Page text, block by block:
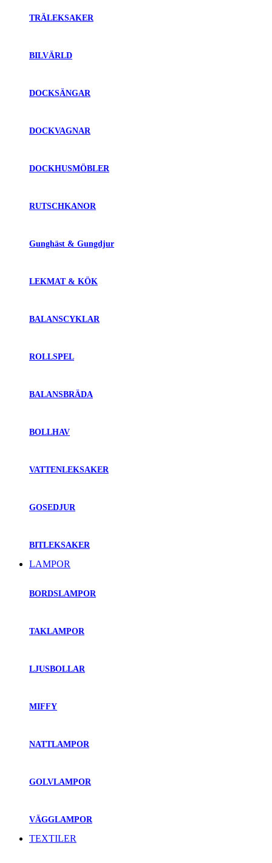
TRÄLEKSAKER
BILVÄRLD
DOCKSÄNGAR
DOCKVAGNAR
DOCKHUSMÖBLER
RUTSCHKANOR
Gunghäst & Gungdjur
LEKMAT & KÖK
BALANSCYKLAR
ROLLSPEL
BALANSBRÄDA
BOLLHAV
VATTENLEKSAKER
GOSEDJUR
BITLEKSAKER
LAMPOR
BORDSLAMPOR
TAKLAMPOR
LJUSBOLLAR
MIFFY
NATTLAMPOR
GOLVLAMPOR
VÄGGLAMPOR
TEXTILER